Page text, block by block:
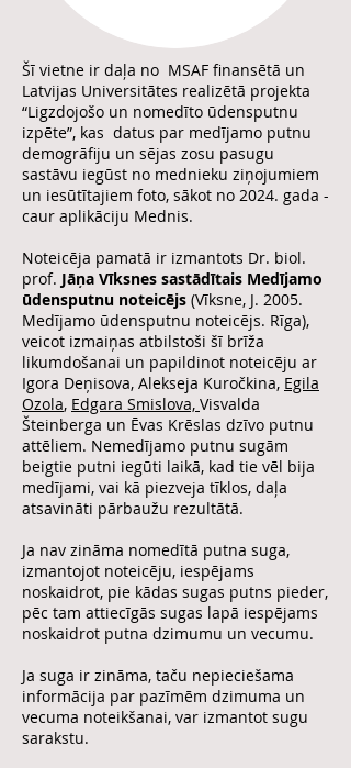
Šī vietne ir daļa no MSAF finansētā un
Latvijas Universitātes realizētā projekta
“Ligzdojošo un nomedīto ūdensputnu
izpēte”, kas datus par medījamo putnu
demogrāfiju un sējas zosu pasugu
sastāvu iegūst no mednieku ziņojumiem
un iesūtītajiem foto, sākot no 2024. gada -
caur aplikāciju Mednis.
Noteicēja pamatā ir izmantots Dr. biol.
prof. Jāņa Vīksnes sastādītais Medījamo
ūdensputnu noteicējs (Vīksne, J. 2005.
Medījamo ūdensputnu noteicējs. Rīga),
veicot izmaiņas atbilstoši šī brīža
likumdošanai un papildinot noteicēju ar
Igora Deņisova, Alekseja Kuročkina, Egila
Ozola, Edgara Smislova, Visvalda
Šteinberga un Ēvas Krēslas dzīvo putnu
attēliem. Nemedījamo putnu sugām
beigtie putni iegūti laikā, kad tie vēl bija
medījami, vai kā piezveja tīklos, daļa
atsavināti pārbaužu rezultātā.
Ja nav zināma nomedītā putna suga,
izmantojot noteicēju, iespējams
noskaidrot, pie kādas sugas putns pieder,
pēc tam attiecīgās sugas lapā iespējams
noskaidrot putna dzimumu un vecumu.
Ja suga ir zināma, taču nepieciešama
informācija par pazīmēm dzimuma un
vecuma noteikšanai, var izmantot sugu
sarakstu.